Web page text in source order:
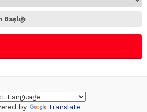
Başlığı
by Translate